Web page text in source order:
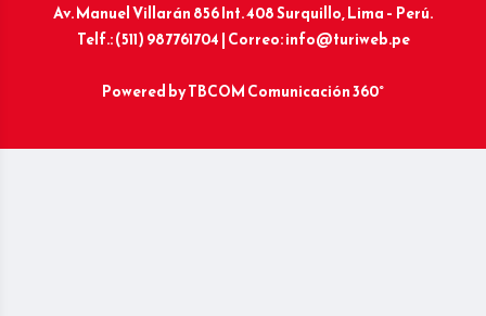
Av. Manuel Villarán 856 Int. 408 Surquillo, Lima – Perú.
Telf.: (511) 987761704 | Correo: info@turiweb.pe
Powered byTBCOM Comunicación 360°